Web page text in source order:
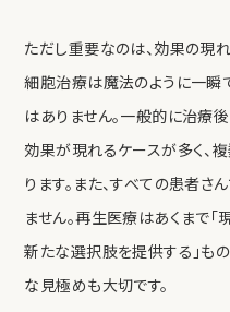
ただし重要なのは、効果の現
細胞治療は魔法のように一瞬
はありません。一般的に治療
効果が現れるケースが多く、
ります。また、すべての患者
ません。再生医療はあくまで
新たな選択肢を提供する」も
な見極めも大切です。